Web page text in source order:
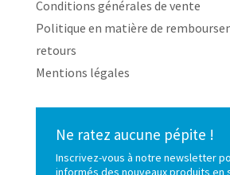
Conditions générales de vente
Politique en matière de
retours
Mentions légales
Ne ratez aucune pépite !
Inscrivez-vous à notre newsletter
informés des nouveaux produits en